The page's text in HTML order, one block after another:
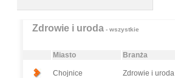
Zdrowie i uroda- wszystkie
Miasto Branża
Chojnice Zdrowie i uroda